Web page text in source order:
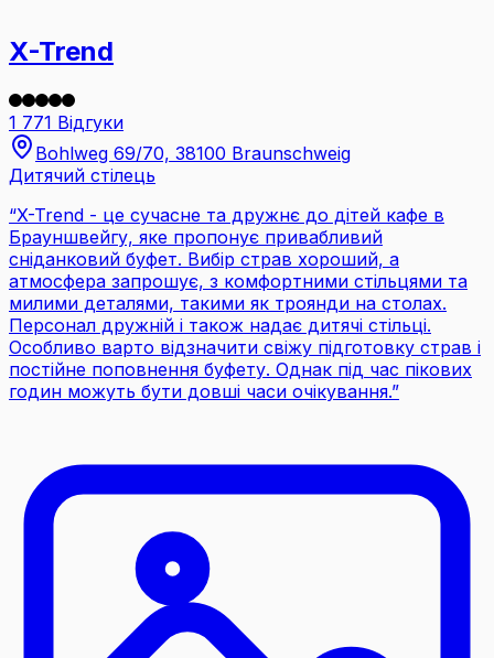
X-Trend
1 771 Відгуки
Bohlweg 69/70, 38100 Braunschweig
Дитячий стілець
“X-Trend - це сучасне та дружнє до дітей кафе в
Брауншвейгу, яке пропонує привабливий
сніданковий буфет. Вибір страв хороший, а
атмосфера запрошує, з комфортними стільцями та
милими деталями, такими як троянди на столах.
Персонал дружній і також надає дитячі стільці.
Особливо варто відзначити свіжу підготовку страв і
постійне поповнення буфету. Однак під час пікових
годин можуть бути довші часи очікування.”